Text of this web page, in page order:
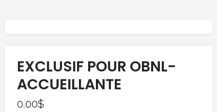
EXCLUSIF POUR OBNL-
ACCUEILLANTE
0.00$